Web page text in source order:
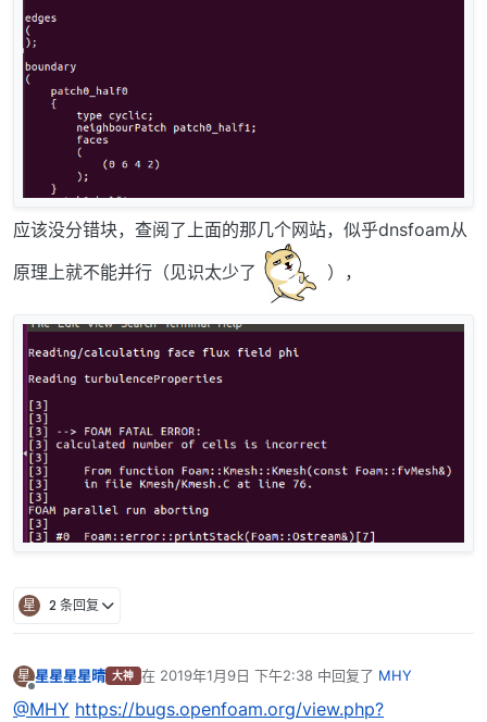
应该没分错块，查阅了上面的那几个网站，似乎dnsfoam从
原理上就不能并行（见识太少了
），
星 2 条回复
星 星星星星晴 大神 在 2019年1月9日 下午2:38中回复了 MHY
最后由 编辑
@MHY https://bugs.openfoam.org/view.php?